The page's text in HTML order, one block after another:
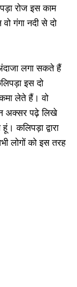
रोज इस काम
गंगा नदी से दो
लगा सकते हैं
इस दो
लेते हैं। वो
अक्सर पढ़े लिखे
कलिपड़ा द्वारा
लोगों को इस तरह